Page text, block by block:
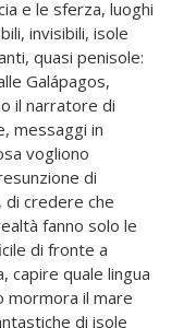
e le sferza, luoghi
invisibili, isole
quasi penisole:
Galápagos,
il narratore di
messaggi in
vogliono
di
credere che
fanno solo le
di fronte a
capire quale lingua
mormora il mare
di isole